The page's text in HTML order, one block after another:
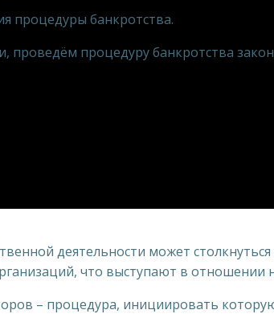
процедуры банкротства.
процедуру банкротства
деятельности может
что выступают в
– процедура, инициировать